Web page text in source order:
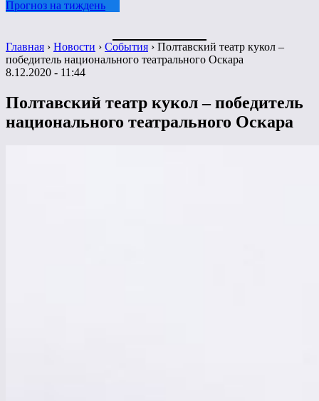
Прогноз на тиждень
Главная › Новости › События › Полтавский театр кукол –
победитель национального театрального Оскара
8.12.2020 - 11:44
Полтавский театр кукол – победитель
национального театрального Оскара